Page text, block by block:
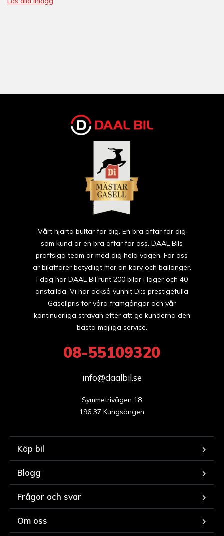
Vårt hjärta bultar för dig. En bra affär för dig
som kund är en bra affär för oss. DAAL Bils
proffsiga team är med dig hela vägen. För oss
är bilaffärer betydligt mer än korv och ballonger.
I dag har DAAL Bil runt 200 bilar i lager och 40
anställda. Vi har också vunnit DI:s prestigefulla
Gasellpris för våra framgångar och vår
kontinuerliga strävan efter att ge kunderna den
bästa möjliga service.
08-55109320
info@daalbil.se
Symmetrivägen 18
196 37 Kungsängen
Köp bil
Blogg
Frågor och svar
Om oss